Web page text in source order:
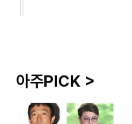
아주PICK >